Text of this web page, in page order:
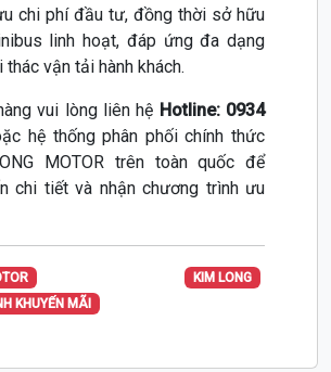
chi phí đầu tư, đồng thời sở hữu
linh hoạt, đáp ứng đa dạng
thác vận tải hành khách.
vui lòng liên hệ Hotline: 0934
hệ thống phân phối chính thức
MOTOR trên toàn quốc để
chi tiết và nhận chương trình ưu
KIM LONG
KHUYẾN MÃI